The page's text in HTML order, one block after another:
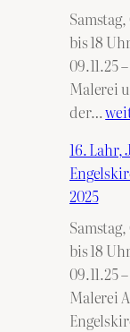
Samstag,
bis 18
09.11.25
Malerei
der…15.
16. Lahr,
2025
Samstag,
bis 18
09.11.25
Malerei